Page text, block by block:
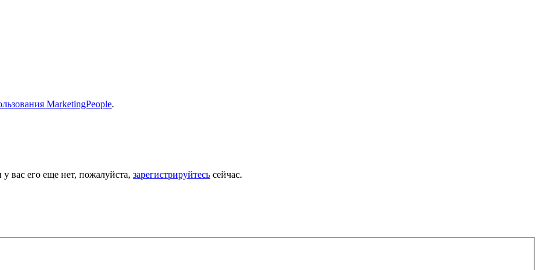
MarketingPeople.
вас его еще нет, пожалуйста, зарегистрируйтесь сейчас.